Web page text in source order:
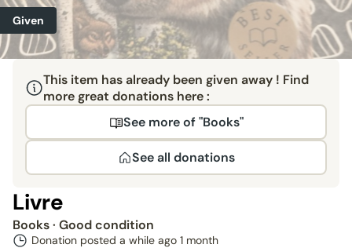
Given
This item has already been given away ! Find
more great donations here :
See more of "Books"
See all donations
Livre
Books· Good condition
Donation posted a while ago 1 month